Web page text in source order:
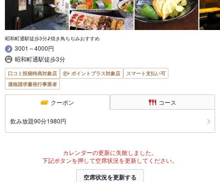
昭和町通駅徒歩3分♪焼き鳥ちぢみおすすめ
3001～4000円
昭和町通駅徒歩3分
口コミ投稿特典対象店 ポイントプラス対象店
スマート支払い可
適格請求書発行事業者
クーポン コース
飲み放題90分1980円
カレンダーの更新に失敗しました。
下記ボタンを押して空席状況を更新してください。
空席状況を更新する